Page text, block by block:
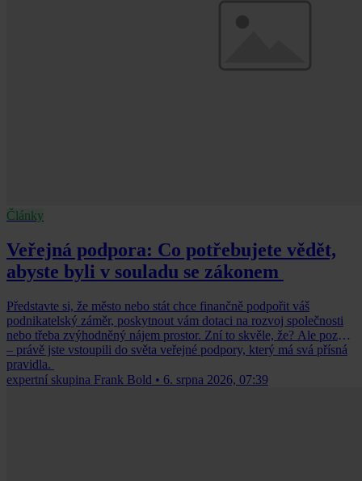
Články
Veřejná podpora: Co potřebujete vědět,
abyste byli v souladu se zákonem
Představte si, že město nebo stát chce finančně podpořit váš
podnikatelský záměr, poskytnout vám dotaci na rozvoj společnosti
nebo třeba zvýhodněný nájem prostor. Zní to skvěle, že? Ale pozor
– právě jste vstoupili do světa veřejné podpory, který má svá přísná
pravidla.
expertní skupina Frank Bold • 6. srpna 2026, 07:39